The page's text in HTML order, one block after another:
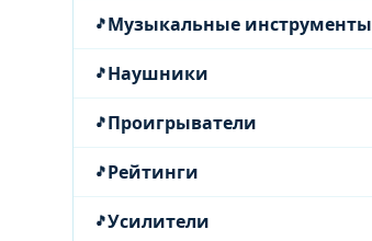
Музыкальные инструменты
Наушники
Проигрыватели
Рейтинги
Усилители